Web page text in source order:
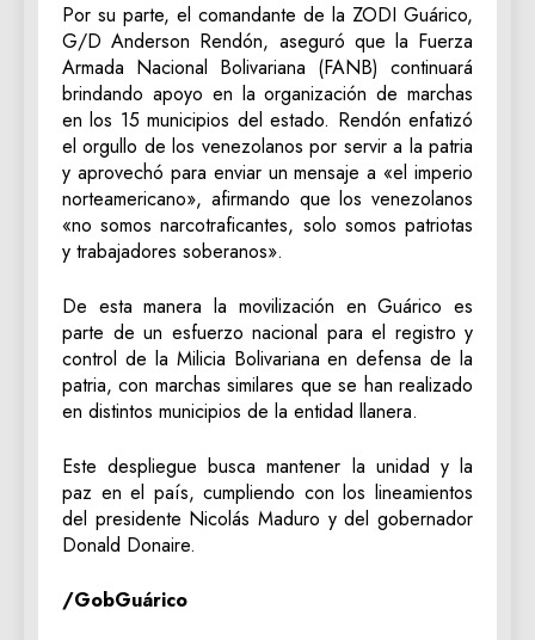
Por su parte, el comandante de la ZODI Guárico,
G/D Anderson Rendón, aseguró que la Fuerza
Armada Nacional Bolivariana (FANB) continuará
brindando apoyo en la organización de marchas
en los 15 municipios del estado. Rendón enfatizó
el orgullo de los venezolanos por servir a la patria
y aprovechó para enviar un mensaje a «el imperio
norteamericano», afirmando que los venezolanos
«no somos narcotraficantes, solo somos patriotas
y trabajadores soberanos».
De esta manera la movilización en Guárico es
parte de un esfuerzo nacional para el registro y
control de la Milicia Bolivariana en defensa de la
patria, con marchas similares que se han realizado
en distintos municipios de la entidad llanera.
Este despliegue busca mantener la unidad y la
paz en el país, cumpliendo con los lineamientos
del presidente Nicolás Maduro y del gobernador
Donald Donaire.
/GobGuárico